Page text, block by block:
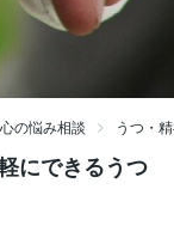
の悩み相談 うつ・
にできるうつ